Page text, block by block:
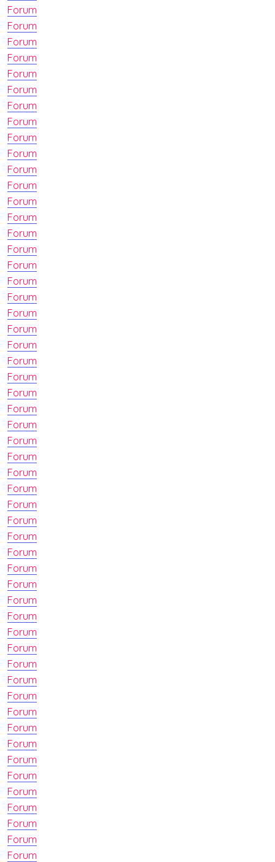
Forum
Forum
Forum
Forum
Forum
Forum
Forum
Forum
Forum
Forum
Forum
Forum
Forum
Forum
Forum
Forum
Forum
Forum
Forum
Forum
Forum
Forum
Forum
Forum
Forum
Forum
Forum
Forum
Forum
Forum
Forum
Forum
Forum
Forum
Forum
Forum
Forum
Forum
Forum
Forum
Forum
Forum
Forum
Forum
Forum
Forum
Forum
Forum
Forum
Forum
Forum
Forum
Forum
Forum